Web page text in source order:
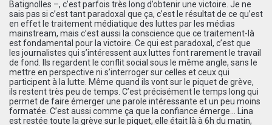
Batignolles –, c’est parfois très long d’obtenir une victoire. Je ne
sais pas si c’est tant paradoxal que ça, c’est le résultat de ce qu’est
en effet le traitement médiatique des luttes par les médias
mainstream, mais c’est aussi la conscience que ce traitement-là
est fondamental pour la victoire. Ce qui est paradoxal, c’est que
les journalistes qui s’intéressent aux luttes font rarement le travail
de fond. Ils regardent le conflit social sous le même angle, sans le
mettre en perspective ni s’interroger sur celles et ceux qui
participent à la lutte. Même quand ils vont sur le piquet de grève,
ils restent très peu de temps. C’est précisément le temps long qui
permet de faire émerger une parole intéressante et un peu moins
formatée. C’est aussi comme ça que la confiance émerge… Lina
est restée toute la grève sur le piquet, elle était là à 6h du matin,